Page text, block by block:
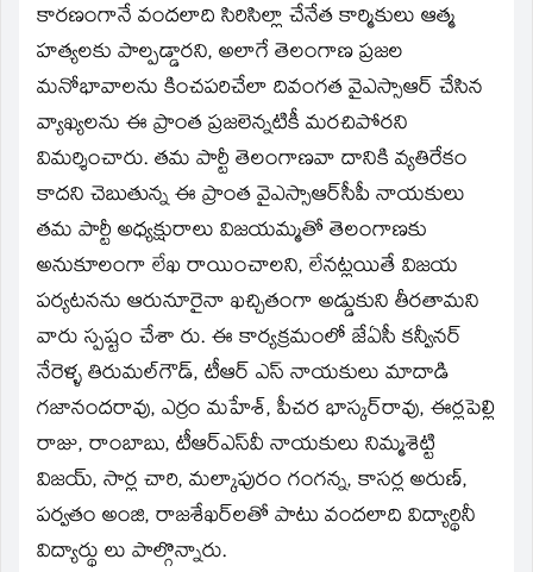
కారణంగానే వందలాది సిరిసిల్లా చేనేత కార్మికులు ఆత్మ
హత్యలకు పాల్పడ్డారని, అలాగే తెలంగాణ ప్రజల
మనోభావాలను కించపరిచేలా దివంగత వైఎస్సాఆర్‌ చేసిన
వ్యాఖ్యలను ఈ ప్రాంత ప్రజలెన్నటికీ మరచిపోరని
విమర్శించారు. తమ పార్టీ తెలంగాణవా దానికి వ్యతిరేకం
కాదని చెబుతున్న ఈ ప్రాంత వైఎస్సాఆర్‌సీపీ నాయకులు
తమ పార్టీ అధ్యక్షురాలు విజయమ్మతో తెలంగాణకు
అనుకూలంగా లేఖ రాయించాలని, లేనట్లయితే విజయ
పర్యటనను ఆరునూరైనా ఖచ్చితంగా అడ్డుకుని తీరతామని
వారు స్పష్టం చేశా రు. ఈ కార్యక్రమంలో జేఏసీ కన్వీనర్‌
నేరెళ్ళ తిరుమల్‌గౌడ్‌, టీఆర్‌ ఎస్‌ నాయకులు మాదాడి
గజానందరావు, ఎర్రం మహేశ్‌, పీచర భాస్కర్‌రావు, ఈర్లపెల్లి
రాజు, రాంబాబు, టీఆర్‌ఎస్‌వీ నాయకులు నిమ్మశెట్టి
విజయ్‌, సార్ల చారి, మల్కాపురం గంగన్న, కాసర్ల అరుణ్‌,
పర్వతం అంజి, రాజశేఖర్‌లతో పాటు వందలాది విద్యార్థినీ
విద్యార్థు లు పాల్గొన్నారు.